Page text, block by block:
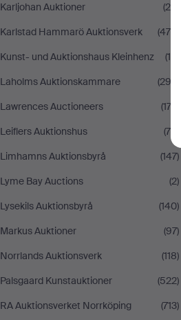
Karljohan Auktioner
(20)
Karlstad Hammarö Auktionsverk
(475)
Kunst- und Auktionshaus Kleinhenz
(10)
Laholms Auktionskammare
(293)
Lawrences Auctioneers
(174)
Leiflers Auktionshus
(78)
Limhamns Auktionsbyrå
(147)
Lyme Bay Auctions
(2)
Lysekils Auktionsbyrå
(140)
Markus Auktioner
(97)
Norrlands Auktionsverk
(118)
Palsgaard Kunstauktioner
(522)
RA Auktionsverket Norrköping
(713)